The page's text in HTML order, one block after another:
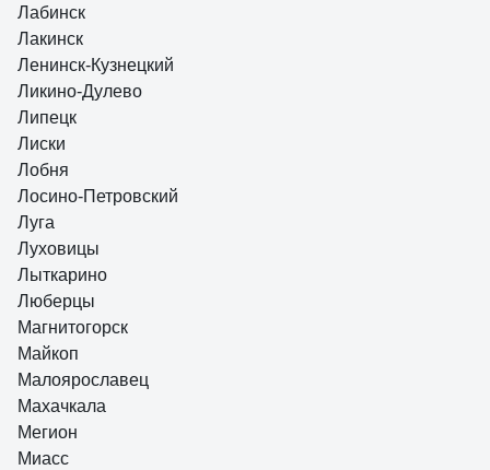
Лабинск
Лакинск
Ленинск-Кузнецкий
Ликино-Дулево
Липецк
Лиски
Лобня
Лосино-Петровский
Луга
Луховицы
Лыткарино
Люберцы
Магнитогорск
Майкоп
Малоярославец
Махачкала
Мегион
Миасс